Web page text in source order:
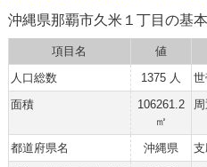
沖縄県那覇市久米１丁目の基
項目名 値
人口総数
1375 人
面積
106261.2
㎡
都道府県名 沖縄県